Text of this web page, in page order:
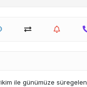
ile günümüze süregelen